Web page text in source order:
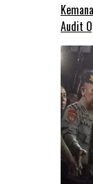
Audit